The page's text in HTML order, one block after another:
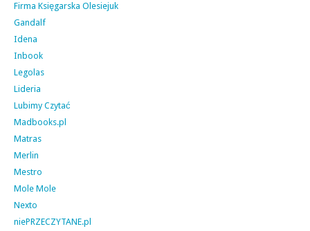
Firma Księgarska Olesiejuk
Gandalf
Idena
Inbook
Legolas
Lideria
Lubimy Czytać
Madbooks.pl
Matras
Merlin
Mestro
Mole Mole
Nexto
niePRZECZYTANE.pl